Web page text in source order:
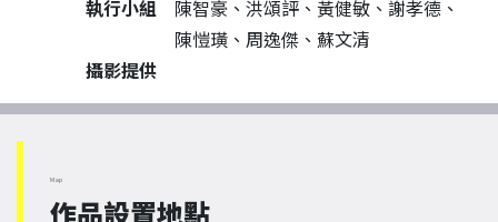
執行小組
陳智豪、洪頌評、黃健敏、謝孝德、
陳愷璜、周逸傑、蘇文清
攝影提供
Map
作品設置地點